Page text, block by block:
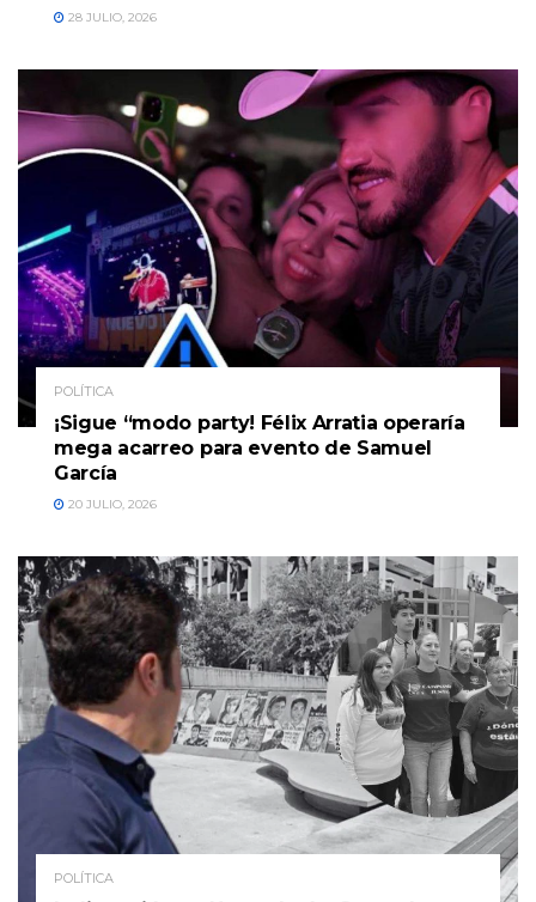
28 JULIO, 2026
POLÍTICA
¡Sigue “modo party! Félix Arratia operaría
mega acarreo para evento de Samuel
García
20 JULIO, 2026
POLÍTICA